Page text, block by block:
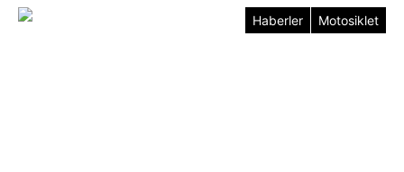
Haberler Motosiklet